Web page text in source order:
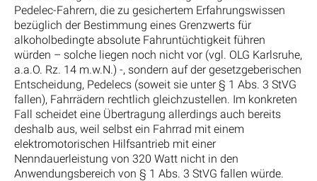
Pedelec-Fahrern, die zu gesichertem Erfahrungswissen
bezüglich der Bestimmung eines Grenzwerts für
alkoholbedingte absolute Fahruntüchtigkeit führen
würden – solche liegen noch nicht vor (vgl. OLG Karlsruhe,
a.a.O. Rz. 14 m.w.N.) -, sondern auf der gesetzgeberischen
Entscheidung, Pedelecs (soweit sie unter § 1 Abs. 3 StVG
fallen), Fahrrädern rechtlich gleichzustellen. Im konkreten
Fall scheidet eine Übertragung allerdings auch bereits
deshalb aus, weil selbst ein Fahrrad mit einem
elektromotorischen Hilfsantrieb mit einer
Nenndauerleistung von 320 Watt nicht in den
Anwendungsbereich von § 1 Abs. 3 StVG fallen würde.